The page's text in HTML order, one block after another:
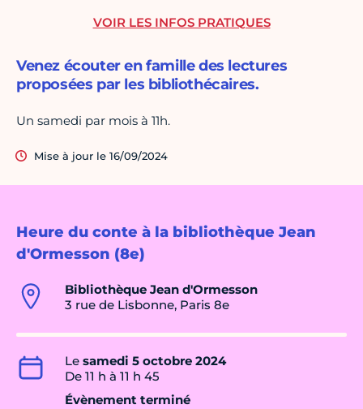
Heure du conte à la bibliothèque Jean
d'Ormesson (8e)
Bibliothèque Jean d'Ormesson
3 rue de Lisbonne, Paris 8e
Le samedi 5 octobre 2024
De 11 h à 11 h 45
Évènement terminé
Venez écouter en famille des lectures
proposées par les bibliothécaires.
Un samedi par mois à 11h.
Mise à jour le 16/09/2024
VOIR LES INFOS PRATIQUES